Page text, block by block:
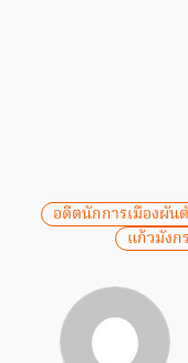
อดีตนักการเมืองผัน
แก้วมังก